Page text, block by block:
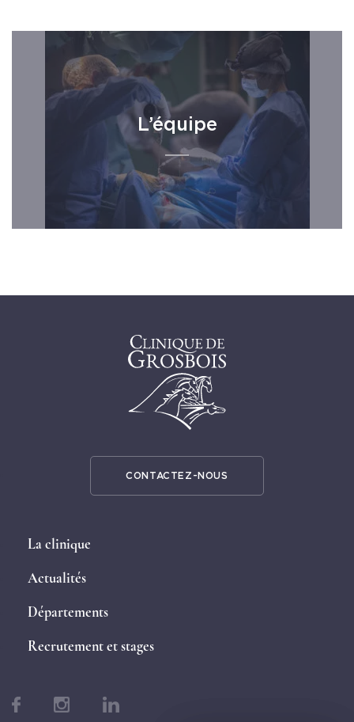
L’équipe
CONTACTEZ-NOUS
La clinique
Actualités
Départements
Recrutement et stages